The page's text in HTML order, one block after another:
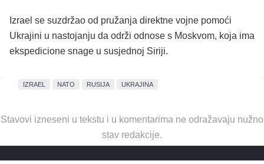
Izrael se suzdržao od pružanja direktne vojne pomoći
Ukrajini u nastojanju da održi odnose s Moskvom, koja ima
ekspedicione snage u susjednoj Siriji.
IZRAEL NATO RUSIJA UKRAJINA
Stavovi izneseni u tekstu i u komentarima ne odražavaju nužno
stav redakcije.